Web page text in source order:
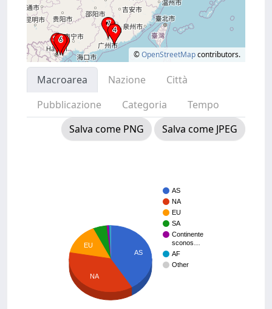
©OpenStreetMapcontributors.
Macroarea Nazione
Città
Pubblicazione
Categoria
Tempo
Salva come PNG
Salva come JPEG
AS
NA
EU
SA
Continente
sconos…
AF
Other
AS
EU
NA